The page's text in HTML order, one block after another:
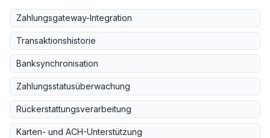
Zahlungsgateway-Integration
Transaktionshistorie
Banksynchronisation
Zahlungsstatusüberwachung
Rückerstattungsverarbeitung
Karten- und ACH-Unterstützung